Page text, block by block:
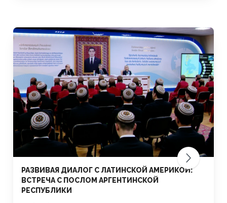
РАЗВИВАЯ ДИАЛОГ С ЛАТИНСКОЙ АМЕРИКОЙ:
ВСТРЕЧА С ПОСЛОМ АРГЕНТИНСКОЙ
РЕСПУБЛИКИ